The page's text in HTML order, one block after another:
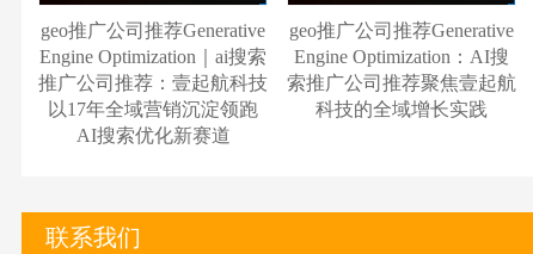
geo推广公司推荐Generative
Engine Optimization｜ai搜索
推广公司推荐：壹起航科技
以17年全域营销沉淀领跑
AI搜索优化新赛道
geo推广公司推荐Generative
Engine Optimization：AI搜
索推广公司推荐聚焦壹起航
科技的全域增长实践
联系我们